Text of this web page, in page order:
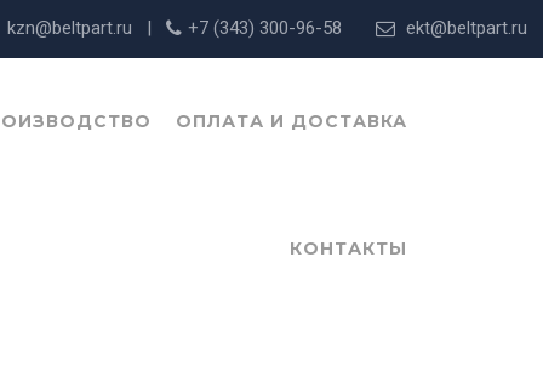
kzn@beltpart.ru | +7 (343) 300-96-58 ekt@beltpart.ru
ОПЛАТА И ДОСТАВКА
КОНТАКТЫ